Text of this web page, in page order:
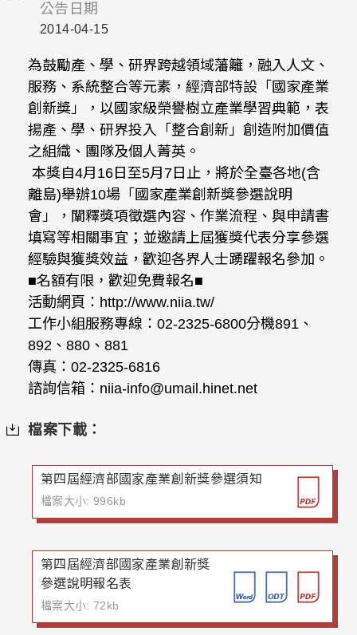
公告日期
2014-04-15
為鼓勵產、學、研界跨越領域藩籬，融入人文、
服務、系統整合等元素，經濟部特設「國家產業
創新獎」，以國家級榮譽樹立產業學習典範，表
揚產、學、研界投入「整合創新」創造附加價值
之組織、團隊及個人菁英。
本獎自4月16日至5月7日止，將於全臺各地(含
離島)舉辦10場「國家產業創新獎參選說明
會」，闡釋獎項徵選內容、作業流程、與申請書
填寫等相關事宜；並邀請上屆獲獎代表分享參選
經驗與獲獎效益，歡迎各界人士踴躍報名參加。
■名額有限，歡迎免費報名■
活動網頁：http://www.niia.tw/
工作小組服務專線：02-2325-6800分機891、
892、880、881
傳真：02-2325-6816
諮詢信箱：niia-info@umail.hinet.net
檔案下載：
第四屆經濟部國家產業創新獎參選須知
檔案大小: 996kb
第四屆經濟部國家產業創新獎
參選說明報名表
檔案大小: 72kb